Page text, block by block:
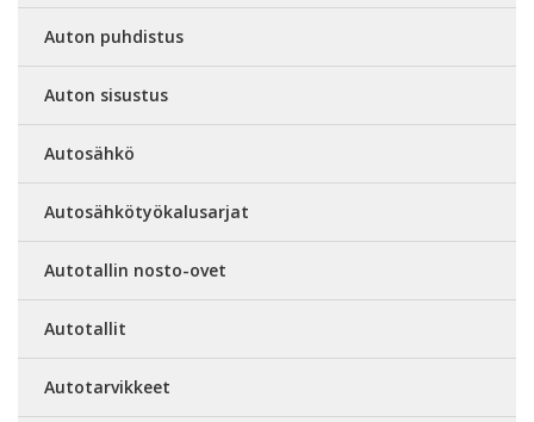
Auton puhdistus
Auton sisustus
Autosähkö
Autosähkötyökalusarjat
Autotallin nosto-ovet
Autotallit
Autotarvikkeet